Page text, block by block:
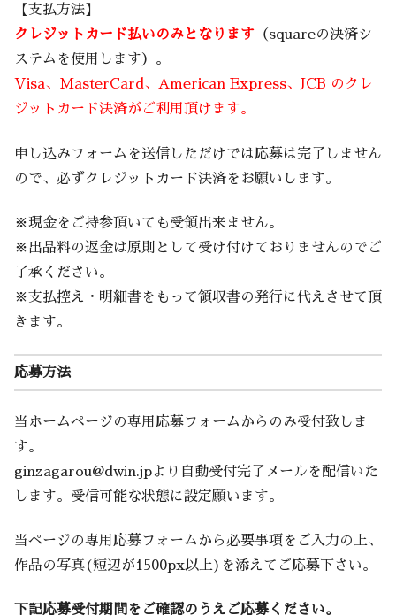
【支払方法】
クレジットカード払いのみとなります （squareの決済シ
ステムを使用します）。
Visa、MasterCard、American Express、JCB のクレ
ジットカード決済がご利用頂けます。
申し込みフォームを送信しただけでは応募は完了しません
ので、必ずクレジットカード決済をお願いします。
※現金をご持参頂いても受領出来ません。
※出品料の返金は原則として受け付けておりませんのでご
了承ください。
※支払控え・明細書をもって領収書の発行に代えさせて頂
きます。
応募方法
当ホームページの専用応募フォームからのみ受付致しま
す。
ginzagarou@dwin.jpより自動受付完了メールを配信いた
します。受信可能な状態に設定願います。
当ページの専用応募フォームから必要事項をご入力の上、
作品の写真(短辺が1500px以上)を添えてご応募下さい。
下記応募受付期間をご確認のうえご応募ください。